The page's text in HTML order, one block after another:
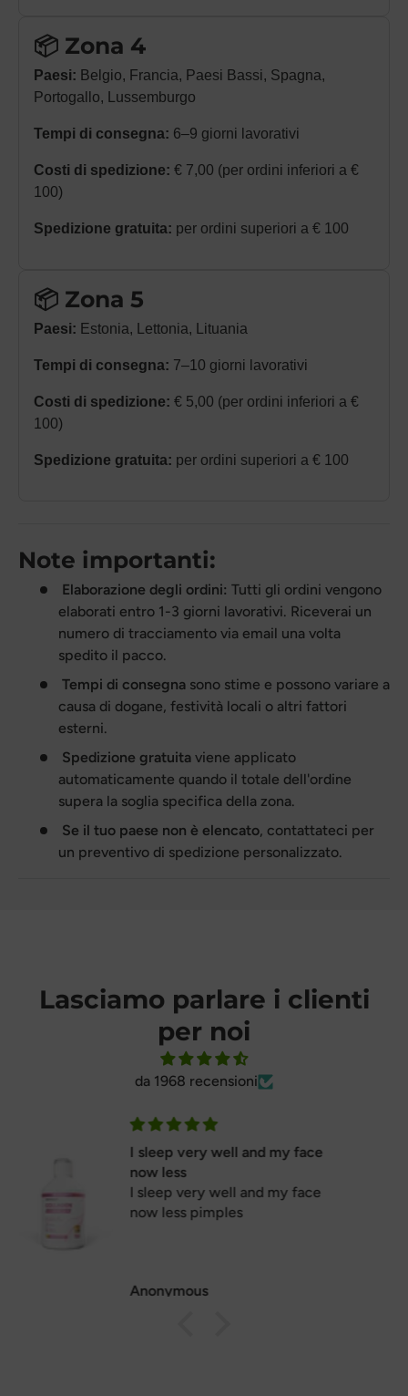
📦 Zona 4
Paesi: Belgio, Francia, Paesi Bassi, Spagna,
Portogallo, Lussemburgo
Tempi di consegna: 6–9 giorni lavorativi
Costi di spedizione: € 7,00 (per ordini inferiori a €
100)
Spedizione gratuita: per ordini superiori a € 100
📦 Zona 5
Paesi: Estonia, Lettonia, Lituania
Tempi di consegna: 7–10 giorni lavorativi
Costi di spedizione: € 5,00 (per ordini inferiori a €
100)
Spedizione gratuita: per ordini superiori a € 100
Note importanti:
Elaborazione degli ordini: Tutti gli ordini vengono
elaborati entro 1-3 giorni lavorativi. Riceverai un
numero di tracciamento via email una volta
spedito il pacco.
Tempi di consegna sono stime e possono variare a
causa di dogane, festività locali o altri fattori
esterni.
Spedizione gratuita viene applicato
automaticamente quando il totale dell'ordine
supera la soglia specifica della zona.
Se il tuo paese non è elencato, contattateci per
un preventivo di spedizione personalizzato.
Lasciamo parlare i clienti
per noi
da 1968 recensioni
Perfect
Perfect
Kiriakos K.